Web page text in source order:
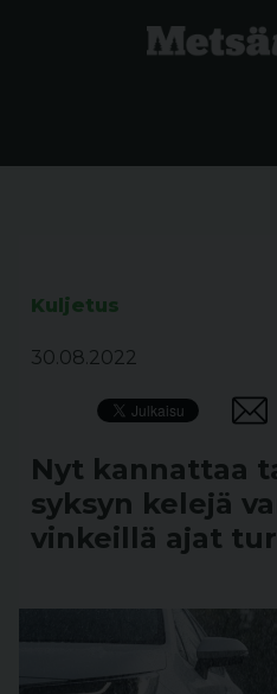
Kuljetus
30.08.2022
Nyt kannattaa
syksyn kelejä
vinkeillä ajat